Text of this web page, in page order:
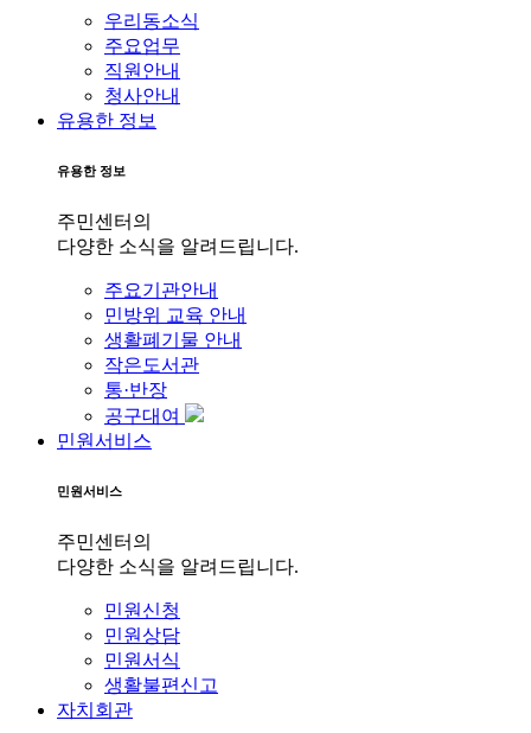
우리동소식
주요업무
직원안내
청사안내
유용한 정보
유용한 정보
주민센터의
다양한 소식을 알려드립니다.
주요기관안내
민방위 교육 안내
생활폐기물 안내
작은도서관
통·반장
공구대여
민원서비스
민원서비스
주민센터의
다양한 소식을 알려드립니다.
민원신청
민원상담
민원서식
생활불편신고
자치회관